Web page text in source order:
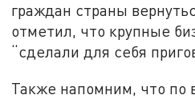
граждан страны
отметил, что крупные
“сделали для себя
Также напомним, что по